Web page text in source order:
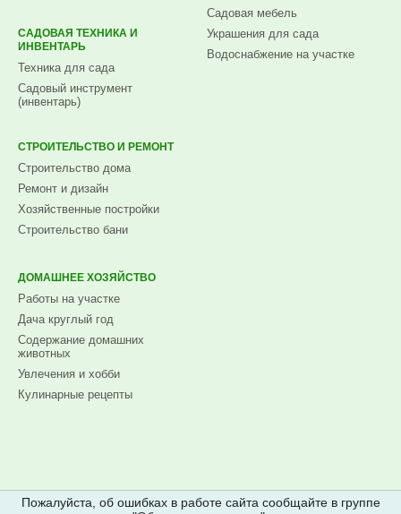
САДОВАЯ ТЕХНИКА И
ИНВЕНТАРЬ
Техника для сада
Садовый инструмент
(инвентарь)
Садовая мебель
Украшения для сада
Водоснабжение на участке
СТРОИТЕЛЬСТВО И РЕМОНТ
Строительство дома
Ремонт и дизайн
Хозяйственные постройки
Строительство бани
ДОМАШНЕЕ ХОЗЯЙСТВО
Работы на участке
Дача круглый год
Содержание домашних
животных
Увлечения и хобби
Кулинарные рецепты
Пожалуйста, об ошибках в работе сайта сообщайте в группе